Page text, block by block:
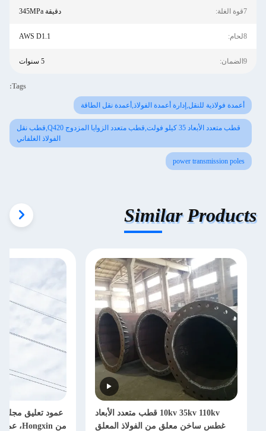
7قوة الغلة: دقيقة 345MPa
8لحام: AWS D1.1
9الضمان: 5 سنوات
Tags:
أعمدة فولاذية للنقل,إدارة أعمدة الفولاذ,أعمدة نقل الطاقة
قطب متعدد الأبعاد 35 كيلو فولت,قطب متعدد الزوايا المزدوج Q420,قطب نقل
الفولاذ الغلفاني
power transmission poles
Similar Products
10kv 35kv 110kv قطب متعدد الأبعاد
غطس ساخن معلق من الفولاذ المعلق
عمود تعليق